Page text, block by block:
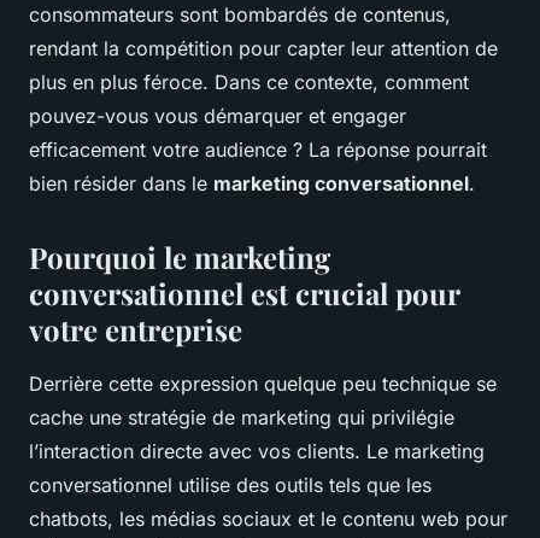
consommateurs sont bombardés de contenus,
rendant la compétition pour capter leur attention de
plus en plus féroce. Dans ce contexte, comment
pouvez-vous vous démarquer et engager
efficacement votre audience ? La réponse pourrait
bien résider dans le marketing conversationnel.
Pourquoi le marketing
conversationnel est crucial pour
votre entreprise
Derrière cette expression quelque peu technique se
cache une stratégie de marketing qui privilégie
l’interaction directe avec vos clients. Le marketing
conversationnel utilise des outils tels que les
chatbots, les médias sociaux et le contenu web pour